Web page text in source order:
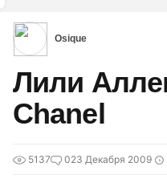
Osique
Лили
Chanel
5137 023 Декабря 2009